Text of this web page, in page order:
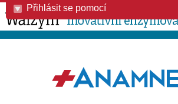
Přihlásit se pomocí